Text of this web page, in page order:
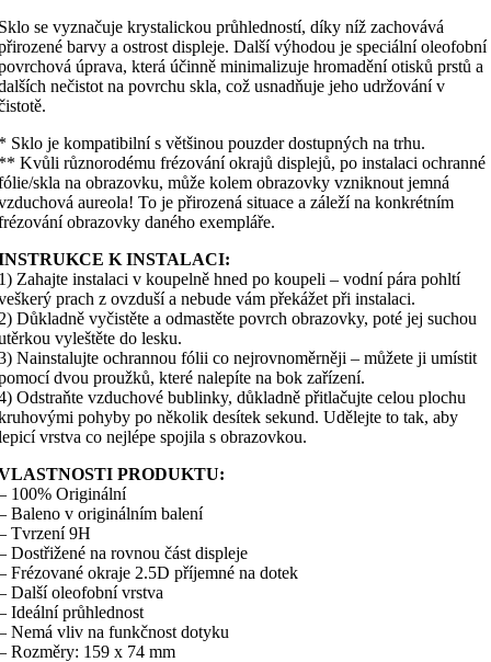
se vyznačuje krystalickou průhledností, díky níž zachovává
barvy a ostrost displeje. Další výhodou je speciální oleofobní
úprava, která účinně minimalizuje hromadění otisků prstů a
nečistot na povrchu skla, což usnadňuje jeho udržování v
Sklo je kompatibilní s většinou pouzder dostupných na trhu.
Kvůli různorodému frézování okrajů displejů, po instalaci ochranné
skla na obrazovku, může kolem obrazovky vzniknout jemná
aureola! To je přirozená situace a záleží na konkrétním
obrazovky daného exempláře.
K INSTALACI:
Zahajte instalaci v koupelně hned po koupeli – vodní pára pohltí
prach z ovzduší a nebude vám překážet při instalaci.
Důkladně vyčistěte a odmastěte povrch obrazovky, poté jej suchou
vyleštěte do lesku.
Nainstalujte ochrannou fólii co nejrovnoměrněji – můžete ji umístit
dvou proužků, které nalepíte na bok zařízení.
Odstraňte vzduchové bublinky, důkladně přitlačujte celou plochu
pohyby po několik desítek sekund. Udělejte to tak, aby
vrstva co nejlépe spojila s obrazovkou.
PRODUKTU:
100% Originální
Baleno v originálním balení
Tvrzení 9H
Dostřižené na rovnou část displeje
Frézované okraje 2.5D příjemné na dotek
Další oleofobní vrstva
Ideální průhlednost
Nemá vliv na funkčnost dotyku
Rozměry: 159 x 74 mm